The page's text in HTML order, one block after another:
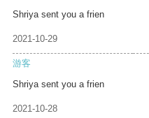
Shriya sent you a frien
2021-10-29
游客
Shriya sent you a frien
2021-10-28